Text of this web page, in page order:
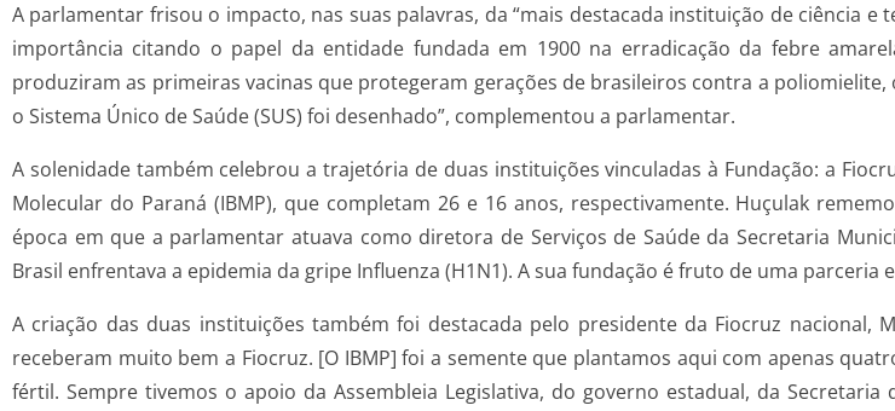
A parlamentar frisou o impacto, nas suas palavras, da “mais destacada instituição de ciência e
importância citando o papel da entidade fundada em 1900 na erradicação da febre
produziram as primeiras vacinas que protegeram gerações de brasileiros contra a
o Sistema Único de Saúde (SUS) foi desenhado”, complementou a parlamentar.
A solenidade também celebrou a trajetória de duas instituições vinculadas à Fundação: a
Molecular do Paraná (IBMP), que completam 26 e 16 anos, respectivamente. Huçulak
época em que a parlamentar atuava como diretora de Serviços de Saúde da Secretaria
Brasil enfrentava a epidemia da gripe Influenza (H1N1). A sua fundação é fruto de uma parceria
A criação das duas instituições também foi destacada pelo presidente da Fiocruz nacional,
receberam muito bem a Fiocruz. [O IBMP] foi a semente que plantamos aqui com apenas
fértil. Sempre tivemos o apoio da Assembleia Legislativa, do governo estadual, da